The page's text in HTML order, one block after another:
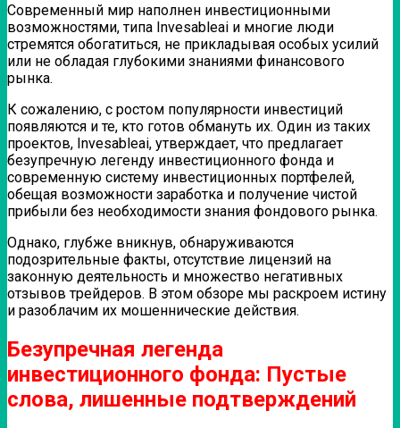
Современный мир наполнен инвестиционными
возможностями, типа Invesableai и многие люди
стремятся обогатиться, не прикладывая особых усилий
или не обладая глубокими знаниями финансового
рынка.
К сожалению, с ростом популярности инвестиций
появляются и те, кто готов обмануть их. Один из таких
проектов, Invesableai, утверждает, что предлагает
безупречную легенду инвестиционного фонда и
современную систему инвестиционных портфелей,
обещая возможности заработка и получение чистой
прибыли без необходимости знания фондового рынка.
Однако, глубже вникнув, обнаруживаются
подозрительные факты, отсутствие лицензий на
законную деятельность и множество негативных
отзывов трейдеров. В этом обзоре мы раскроем истину
и разоблачим их мошеннические действия.
Безупречная легенда
инвестиционного фонда: Пустые
слова, лишенные подтверждений